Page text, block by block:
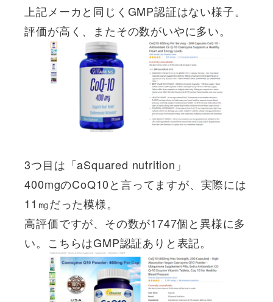
上記メーカと同じくGMP認証はない様子。
評価が高く、またその数がいやに多い。
3つ目は「aSquared nutrition」
400mgのCoQ10と言ってますが、実際には
11㎎だった模様。
高評価ですが、その数が1747個と異様に多
い。こちらはGMP認証ありと表記。